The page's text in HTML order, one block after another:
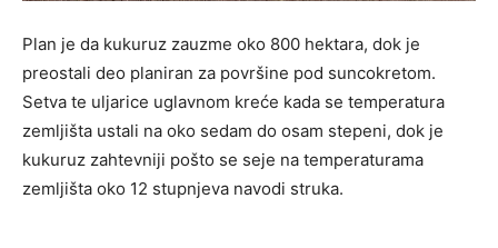
Plan je da kukuruz zauzme oko 800 hektara, dok je
preostali deo planiran za površine pod suncokretom.
Setva te uljarice uglavnom kreće kada se temperatura
zemljišta ustali na oko sedam do osam stepeni, dok je
kukuruz zahtevniji pošto se seje na temperaturama
zemljišta oko 12 stupnjeva navodi struka.